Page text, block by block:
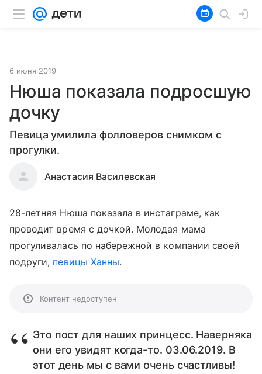
6 июня 2019
Нюша показала подросшую
дочку
Певица умилила фолловеров снимком с
прогулки.
Анастасия Василевская
28-летняя Нюша показала в инстаграме, как
проводит время с дочкой. Молодая мама
прогуливалась по набережной в компании своей
подруги, певицы Ханны.
Контент недоступен
Это пост для наших принцесс. Наверняка
они его увидят когда-то. 03.06.2019. В
этот день мы с вами очень счастливы!